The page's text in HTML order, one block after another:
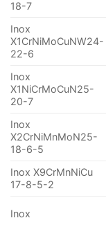
18-7
Inox
X1CrNiMoCuNW24-
22-6
Inox
X1NiCrMoCuN25-
20-7
Inox
X2CrNiMnMoN25-
18-6-5
Inox X9CrMnNiCu
17-8-5-2
Inox